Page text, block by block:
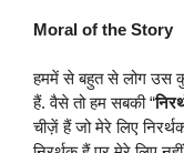
Moral of the Story
हममें से बहुत से लोग उस
हैं. वैसे तो हम सबकी “
चीज़ें हैं जो मेरे लिए